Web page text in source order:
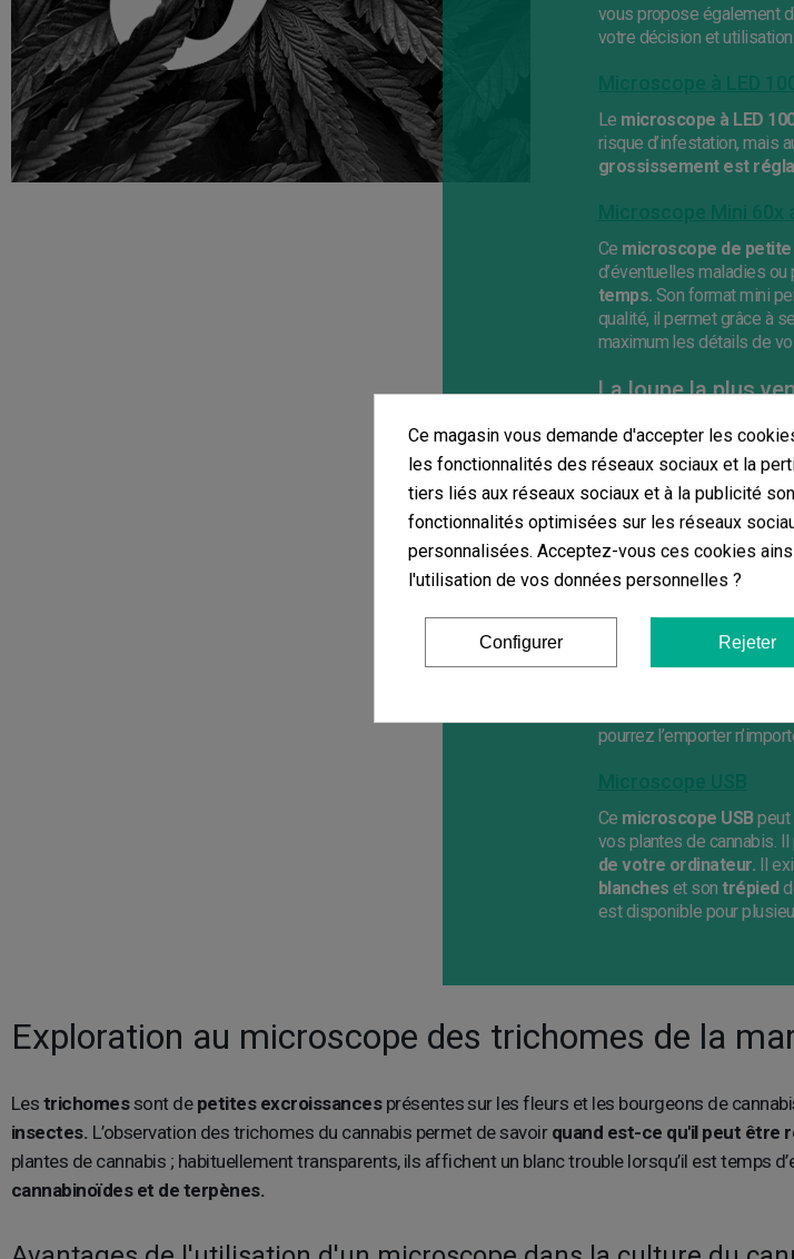
vous propose également
votre décision et
Microscope à LED
Le microscope à LED
risque d’infestation, mais
grossissement est
Microscope Mini 60x
Ce microscope de
d’éventuelles maladies
temps. Son format mini
qualité, il permet grâce à
maximum les détails de
La loupe la plus
Lumagny
Lemicroscope/loupe
zoom pour observer les
parasites ou la présence
grossissement x60, x80
Les microscopes
Microscope de poche
Lemicroscope de poche
Il
pourrez l’emporter
Microscope USB
Ce microscope USB peut
vos plantes de cannabis.
de votre ordinateur. Il
blanches et son trépied
est disponible pour
Exploration au microscope des trichomes de la
Les trichomessont de petites excroissancesprésentes sur les fleurs et les bourgeons de
insectes. L’observation des trichomes du cannabis permet de savoirquand est-ce qu'il peut être
plantes de cannabis ; habituellement transparents, ils affichent un blanc trouble lorsqu’il est temps
cannabinoïdes et de terpènes.
Ce magasin vous demande d'accepter les
les fonctionnalités des réseaux sociaux et la
tiers liés aux réseaux sociaux et à la publicité
fonctionnalités optimisées sur les réseaux
personnalisées. Acceptez-vous ces cookies
l'utilisation de vos données personnelles ?
Configurer Rejeter